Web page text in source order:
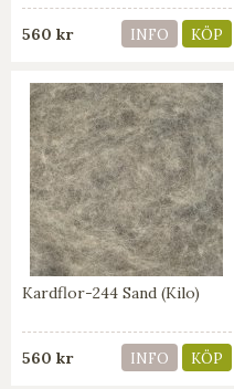
560 kr INFO KÖP
Kardflor-244 Sand (Kilo)
560 kr INFO KÖP